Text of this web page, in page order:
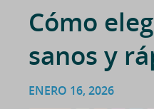
Cómo
sanos y
ENERO 16, 2026